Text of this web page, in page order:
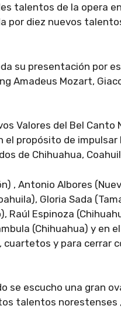
talentos de la opera
por diez nuevos
su presentación por
Amadeus Mozart,
Valores del Bel
propósito de
de Chihuahua,
, Antonio Albores
Gloria Sada
Raúl Espinoza
(Chihuahua) y en
y para cerrar
se escucho una gran
talentos norestenses